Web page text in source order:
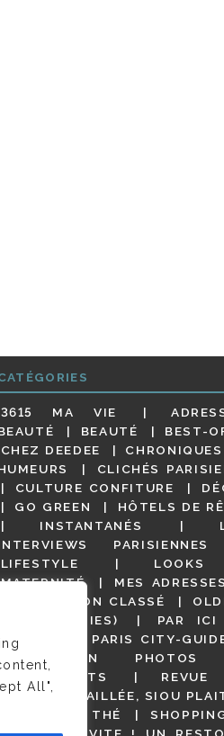
All",
3615 MA VIE
BEAUTÉ
BEST-
CHEZ DEEDEE
CLICHÉS
CULTURE CONFITURE
GO GREEN
HÔTELS DE
INSTANTANÉS
PARISIENNES
LIFESTYLE
LOOKS
MATERNITÉ
MES ADRESSES
NON CLASSÉ
(BUT GOODIES)
PAR ICI
MAGOT !
PARIS CITY-
PARIS EN PHOTOS
RESTAURANTS
REVUE
DÉTAILLÉE, SIOU
SALONS DE THÉ
VIDÉOS
VITE ! UN RESTO